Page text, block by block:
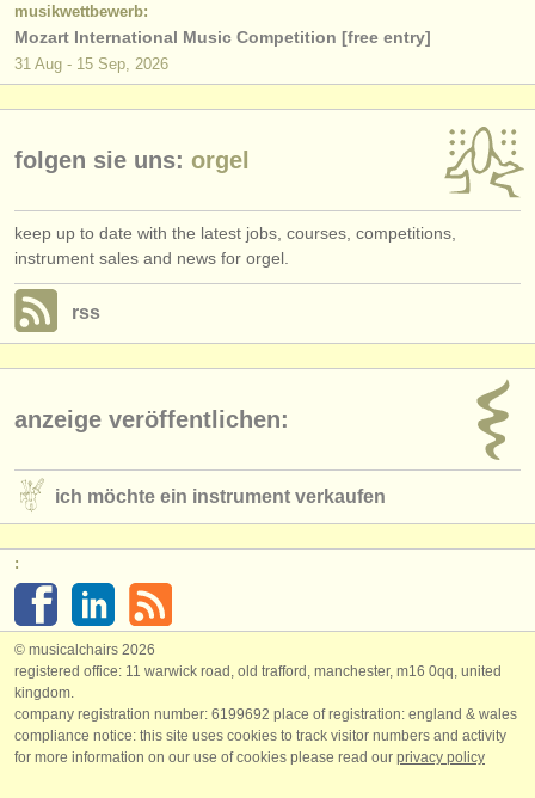
musikwettbewerb:
Mozart International Music Competition [free entry]
31 Aug - 15 Sep, 2026
folgen sie uns: orgel
keep up to date with the latest jobs, courses, competitions,
instrument sales and news for orgel.
rss
anzeige veröffentlichen:
ich möchte ein instrument verkaufen
:
© musicalchairs 2026
registered office: 11 warwick road, old trafford, manchester, m16 0qq, united
kingdom.
company registration number: ​6199692 place of registration: england & wales
compliance notice: ​this site uses cookies to track visitor numbers and activity
for more information on our use of cookies please read our privacy policy